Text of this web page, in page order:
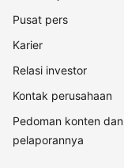
Pusat pers
Karier
Relasi investor
Kontak perusahaan
Pedoman konten dan
pelaporannya